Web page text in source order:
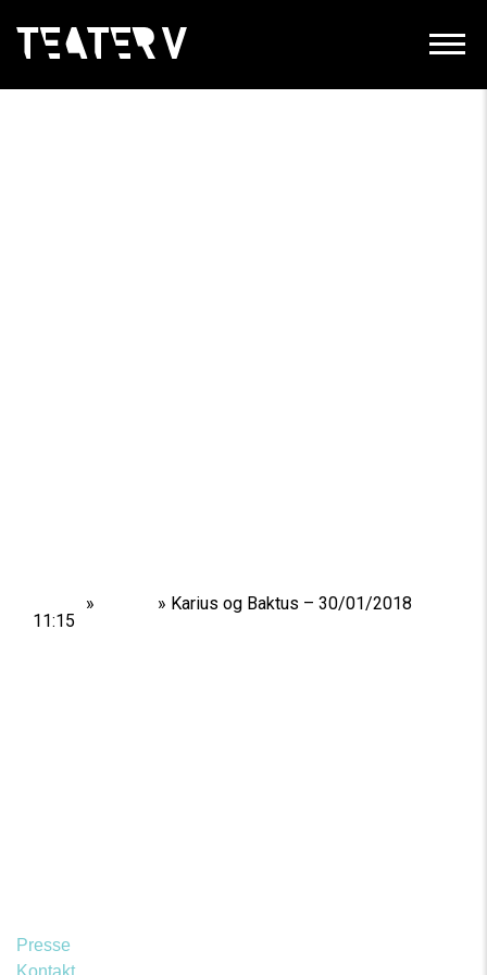
» » Karius og Baktus – 30/01/2018
11:15
Presse
Kontakt